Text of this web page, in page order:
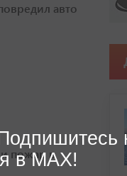
авто
пожар в
в MAX!